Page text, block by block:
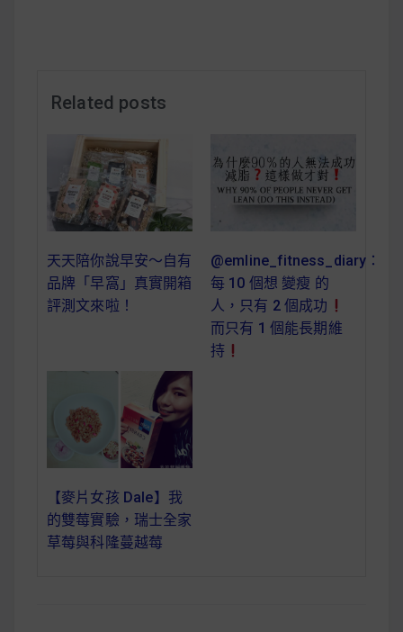
減醣食材推薦
減醣料理食譜
蔬食純素營養
純素料理食譜
Related posts
天天陪你說早安～自有
品牌「早窩」真實開箱
評測文來啦！
@emline_fitness_diary：
每 10 個想 變瘦 的
人，只有 2 個成功
而只有 1 個能長期維
持
【麥片女孩 Dale】我
的雙莓實驗，瑞士全家
草莓與科隆蔓越莓